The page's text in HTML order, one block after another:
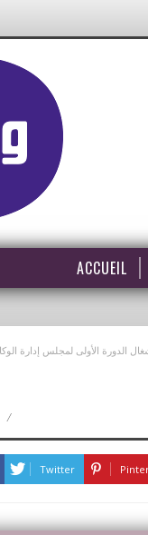
ACCUEIL
الأولى لمجلس إدارة
/
Twitter